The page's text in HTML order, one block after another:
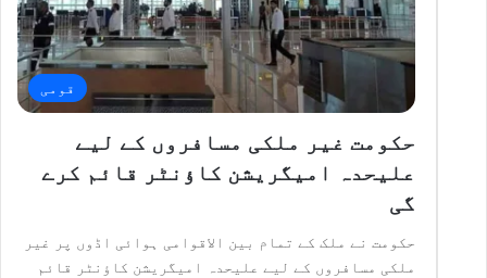
قومی
حکومت غیر ملکی مسافروں کے لیے
علیحدہ امیگریشن کاؤنٹر قائم کرے
گی
حکومت نے ملک کے تمام بین الاقوامی ہوائی اڈوں پر غیر
ملکی مسافروں کے لیے علیحدہ امیگریشن کاؤنٹر قائم